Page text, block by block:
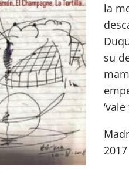
la
su
‘vale
2017